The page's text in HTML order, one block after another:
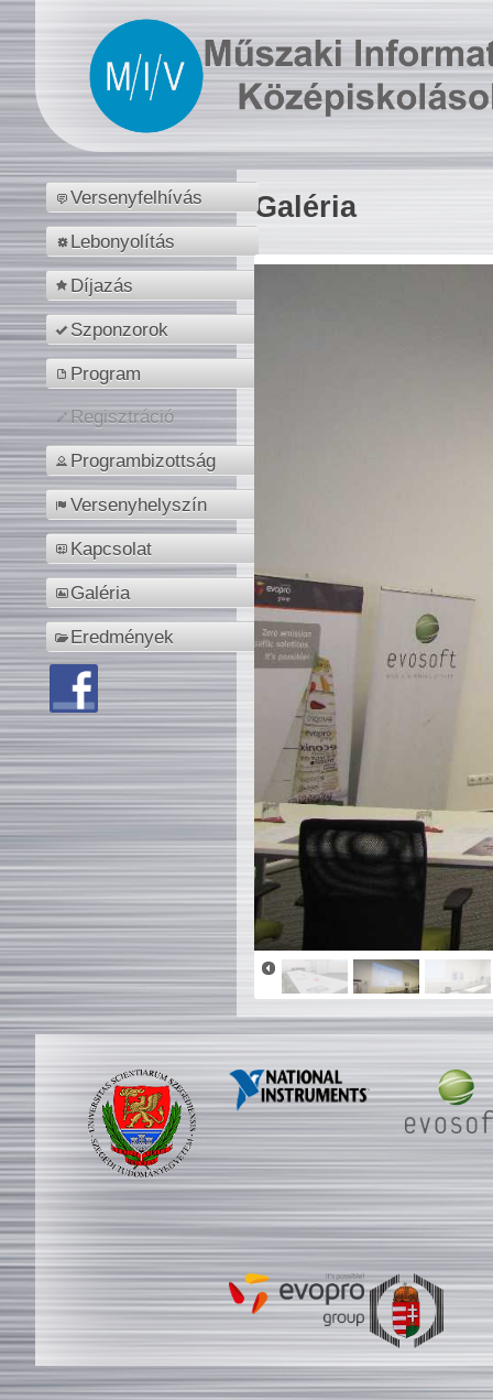
Versenyfelhívás
Lebonyolítás
Díjazás
Szponzorok
Program
Regisztráció
Programbizottság
Versenyhelyszín
Kapcsolat
Galéria
Eredmények
Galéria